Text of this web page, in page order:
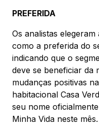
PREFERIDA
Os analistas
como a preferida do
indicando que o
deve se beneficiar da
mudanças positivas
habitacional Casa
seu nome
Minha Vida neste mês.